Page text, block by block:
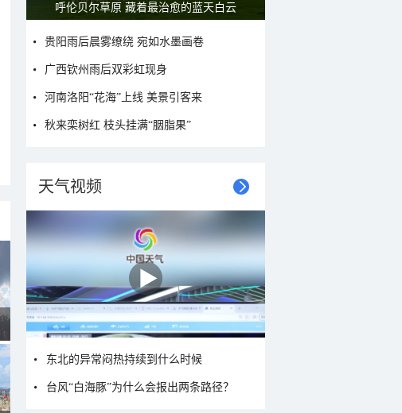
一组图感受水中消暑快乐瞬间
贵阳雨后晨雾缭绕 宛如水墨画卷
广西钦州雨后双彩虹现身
河南洛阳“花海”上线 美景引客来
秋来栾树红 枝头挂满“胭脂果”
天气视频
东北的异常闷热持续到什么时候
台风“白海豚”为什么会报出两条路径？